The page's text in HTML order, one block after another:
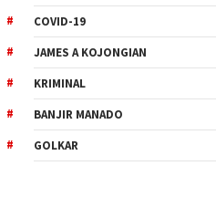
COVID-19
JAMES A KOJONGIAN
KRIMINAL
BANJIR MANADO
GOLKAR